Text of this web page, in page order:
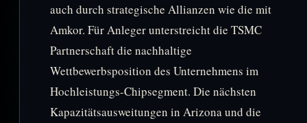
auch durch strategische Allianzen wie die mit
Amkor. Für Anleger unterstreicht die TSMC
Partnerschaft die nachhaltige
Wettbewerbsposition des Unternehmens im
Hochleistungs-Chipsegment. Die nächsten
Kapazitätsausweitungen in Arizona und die